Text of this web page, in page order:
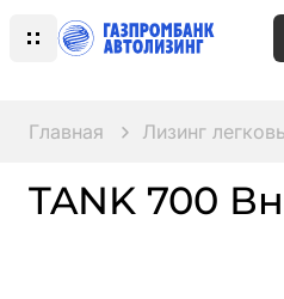
Главная Лизинг
TANK 700